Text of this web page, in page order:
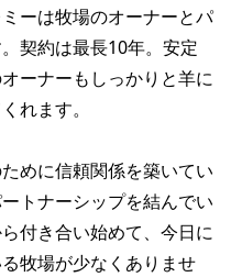
ーは牧場のオーナーとパ
契約は最長10年。安定
ーナーもしっかりと羊に
れます。
めに信頼関係を築いてい
トナーシップを結んでい
付き合い始めて、今日に
牧場が少なくありませ